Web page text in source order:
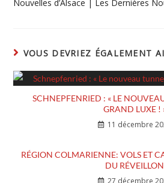
Nouvelles d’Alsace | Les Dernières
VOUS DEVRIEZ ÉGALEMENT
SCHNEPFENRIED : « LE
GRAND LUXE !
11 décembre
RÉGION COLMARIENNE: VOLS ET
DU RÉVEILLON
27 décembre